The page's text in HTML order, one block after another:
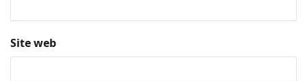
Site web